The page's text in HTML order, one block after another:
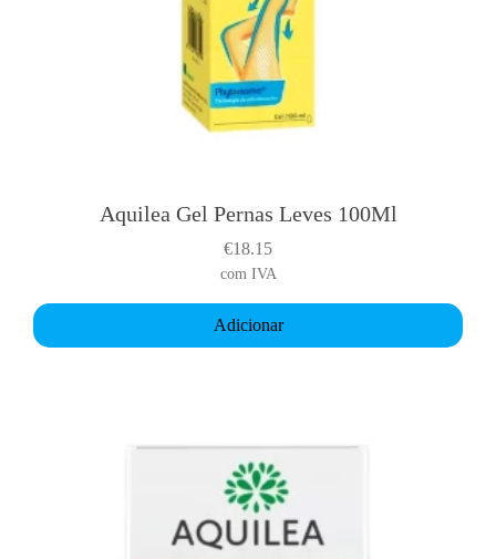
Aquilea Gel Pernas Leves 100Ml
€18.15
com IVA
Adicionar